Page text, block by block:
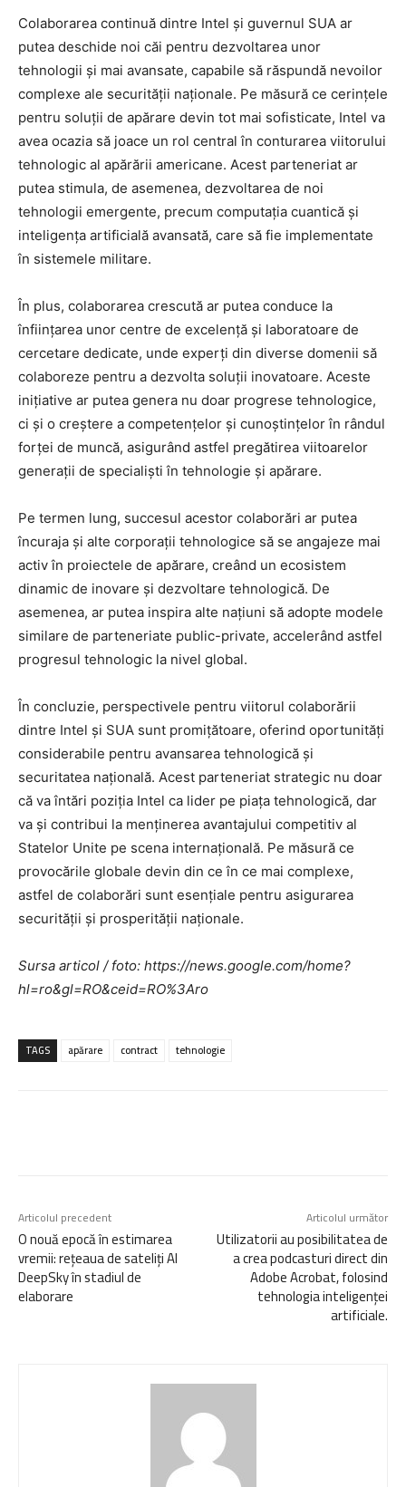
Colaborarea continuă dintre Intel și guvernul SUA ar
putea deschide noi căi pentru dezvoltarea unor
tehnologii și mai avansate, capabile să răspundă nevoilor
complexe ale securității naționale. Pe măsură ce cerințele
pentru soluții de apărare devin tot mai sofisticate, Intel va
avea ocazia să joace un rol central în conturarea viitorului
tehnologic al apărării americane. Acest parteneriat ar
putea stimula, de asemenea, dezvoltarea de noi
tehnologii emergente, precum computația cuantică și
inteligența artificială avansată, care să fie implementate
în sistemele militare.
În plus, colaborarea crescută ar putea conduce la
înființarea unor centre de excelență și laboratoare de
cercetare dedicate, unde experți din diverse domenii să
colaboreze pentru a dezvolta soluții inovatoare. Aceste
inițiative ar putea genera nu doar progrese tehnologice,
ci și o creștere a competențelor și cunoștințelor în rândul
forței de muncă, asigurând astfel pregătirea viitoarelor
generații de specialiști în tehnologie și apărare.
Pe termen lung, succesul acestor colaborări ar putea
încuraja și alte corporații tehnologice să se angajeze mai
activ în proiectele de apărare, creând un ecosistem
dinamic de inovare și dezvoltare tehnologică. De
asemenea, ar putea inspira alte națiuni să adopte modele
similare de parteneriate public-private, accelerând astfel
progresul tehnologic la nivel global.
În concluzie, perspectivele pentru viitorul colaborării
dintre Intel și SUA sunt promițătoare, oferind oportunități
considerabile pentru avansarea tehnologică și
securitatea națională. Acest parteneriat strategic nu doar
că va întări poziția Intel ca lider pe piața tehnologică, dar
va și contribui la menținerea avantajului competitiv al
Statelor Unite pe scena internațională. Pe măsură ce
provocările globale devin din ce în ce mai complexe,
astfel de colaborări sunt esențiale pentru asigurarea
securității și prosperității naționale.
Sursa articol / foto: https://news.google.com/home?
hl=ro&gl=RO&ceid=RO%3Aro
TAGS apărare contract tehnologie
Articolul precedent
O nouă epocă în estimarea
vremii: rețeaua de sateliți AI
DeepSky în stadiul de
elaborare
Articolul următor
Utilizatorii au posibilitatea de
a crea podcasturi direct din
Adobe Acrobat, folosind
tehnologia inteligenței
artificiale.